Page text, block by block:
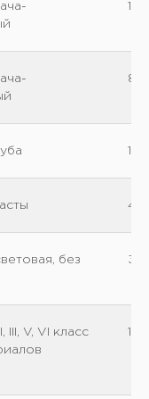
без
III, V, VI класс